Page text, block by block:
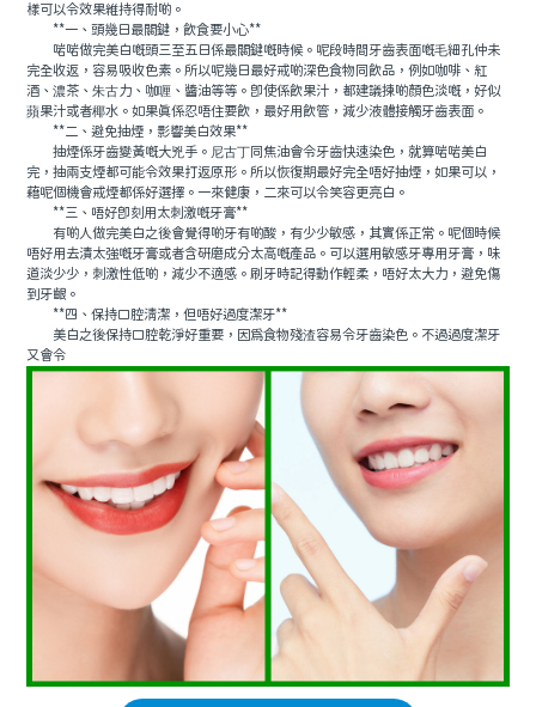
樣可以令效果維持得耐啲。
**一、頭幾日最關鍵，飲食要小心**
啱啱做完美白嘅頭三至五日係最關鍵嘅時候。呢段時間牙齒表面嘅毛細孔仲未
完全收返，容易吸收色素。所以呢幾日最好戒啲深色食物同飲品，例如咖啡、紅
酒、濃茶、朱古力、咖喱、醬油等等。即使係飲果汁，都建議揀啲顏色淡嘅，好似
蘋果汁或者椰水。如果真係忍唔住要飲，最好用飲管，減少液體接觸牙齒表面。
**二、避免抽煙，影響美白效果**
抽煙係牙齒變黃嘅大兇手。尼古丁同焦油會令牙齒快速染色，就算啱啱美白
完，抽兩支煙都可能令效果打返原形。所以恢復期最好完全唔好抽煙，如果可以，
藉呢個機會戒煙都係好選擇。一來健康，二來可以令笑容更亮白。
**三、唔好即刻用太刺激嘅牙膏**
有啲人做完美白之後會覺得啲牙有啲酸，有少少敏感，其實係正常。呢個時候
唔好用去漬太強嘅牙膏或者含研磨成分太高嘅產品。可以選用敏感牙專用牙膏，味
道淡少少，刺激性低啲，減少不適感。刷牙時記得動作輕柔，唔好太大力，避免傷
到牙齦。
**四、保持口腔清潔，但唔好過度潔牙**
美白之後保持口腔乾淨好重要，因為食物殘渣容易令牙齒染色。不過過度潔牙
又會令